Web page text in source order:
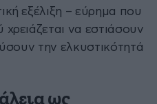
εξέλιξη – εύρημα που
να εστιάσουν
την ελκυστικότητά
ως